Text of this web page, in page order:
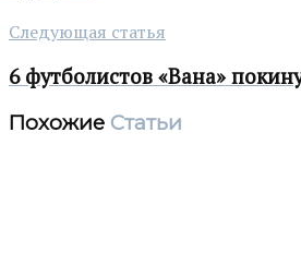
Следующая статья
6 футболистов «Вана»
Похожие Статьи